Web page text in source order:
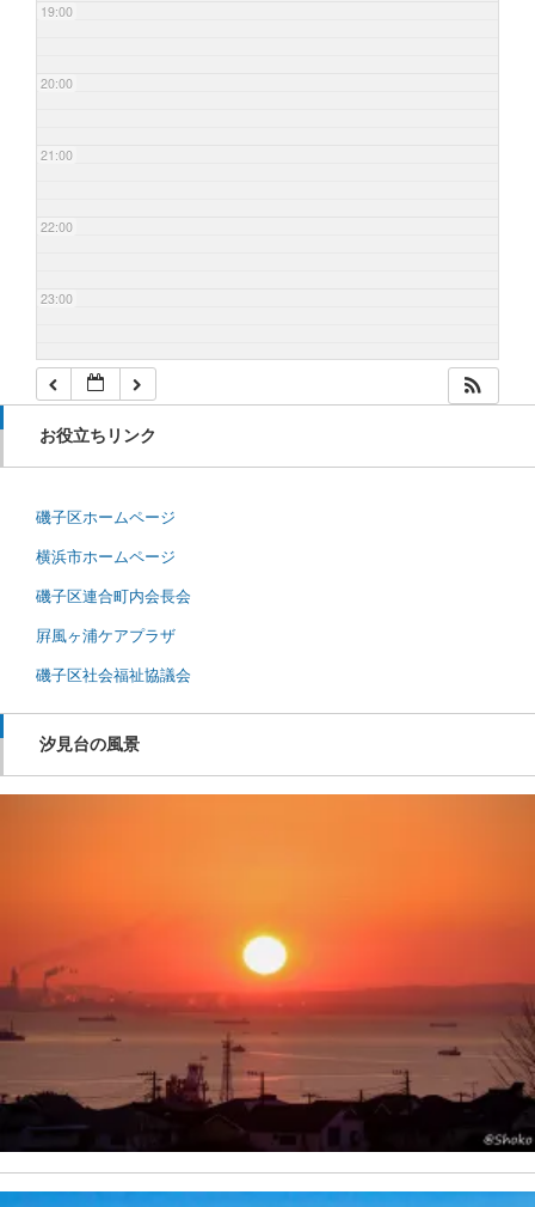
19:00
20:00
21:00
22:00
23:00
お役立ちリンク
磯子区ホームページ
横浜市ホームページ
磯子区連合町内会長会
屛風ヶ浦ケアプラザ
磯子区社会福祉協議会
汐見台の風景